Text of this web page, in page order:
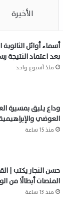
الأخيرة
بعد اعتماد النتيجة
منذ أسبوع واحد
وداع يليق بمسيرة
العوضي
منذ 15 ساعة
حسن النجار يكتب |
المنصات أبطالًا من
منذ 13 ساعة